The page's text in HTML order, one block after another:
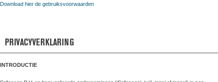
Download hier de gebruiksvoorwaarden
PRIVACYVERKLARING
INTRODUCTIE